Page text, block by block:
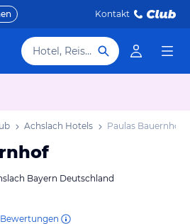
Kontakt
Hotel, Reiseziel
Achslach Hotels Paulas Bauernhof
Bayern Deutschland
Bewertungen